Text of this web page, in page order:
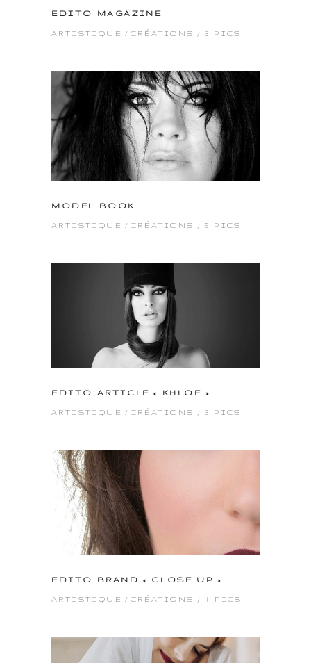
EDITO MAGAZINE
ARTISTIQUE CRÉATIONS 3 PICS
MODEL BOOK
ARTISTIQUE CRÉATIONS 5 PICS
EDITO ARTICLE « KHLOE »
ARTISTIQUE CRÉATIONS 3 PICS
EDITO BRAND « CLOSE UP »
ARTISTIQUE CRÉATIONS 4 PICS